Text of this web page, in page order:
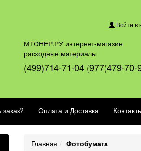
Войти в
МТОНЕР.РУ интернет-магазин
расходные материалы
(499)714-71-04 (977)479-70-
заказ? Оплата и Доставка
Главная Фотобумага